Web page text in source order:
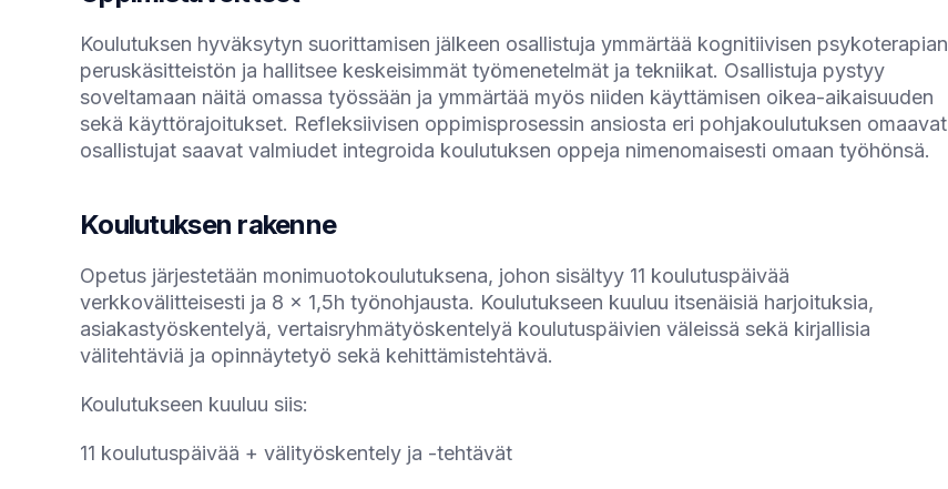
Koulutuksen hyväksytyn suorittamisen jälkeen osallistuja ymmärtää kognitiivisen psykoterapian
peruskäsitteistön ja hallitsee keskeisimmät työmenetelmät ja tekniikat. Osallistuja pystyy
soveltamaan näitä omassa työssään ja ymmärtää myös niiden käyttämisen oikea-aikaisuuden
sekä käyttörajoitukset. Refleksiivisen oppimisprosessin ansiosta eri pohjakoulutuksen omaavat
osallistujat saavat valmiudet integroida koulutuksen oppeja nimenomaisesti omaan työhönsä.
Koulutuksen rakenne
Opetus järjestetään monimuotokoulutuksena, johon sisältyy 11 koulutuspäivää
verkkovälitteisesti ja 8 x 1,5h työnohjausta. Koulutukseen kuuluu itsenäisiä harjoituksia,
asiakastyöskentelyä, vertaisryhmätyöskentelyä koulutuspäivien väleissä sekä kirjallisia
välitehtäviä ja opinnäytetyö sekä kehittämistehtävä.
Koulutukseen kuuluu siis:
11 koulutuspäivää + välityöskentely ja -tehtävät